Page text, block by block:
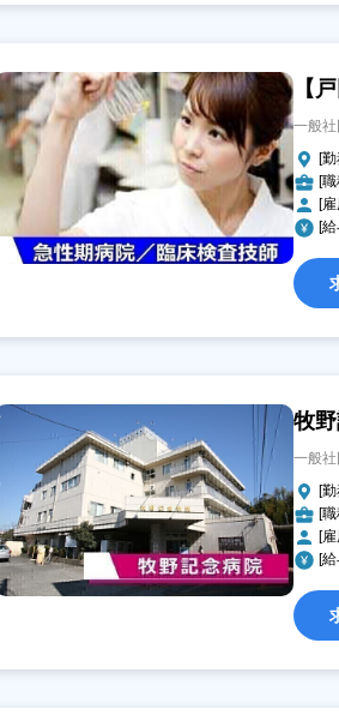
【
一般
[
[
[
[
牧
一般
[
[
[
[